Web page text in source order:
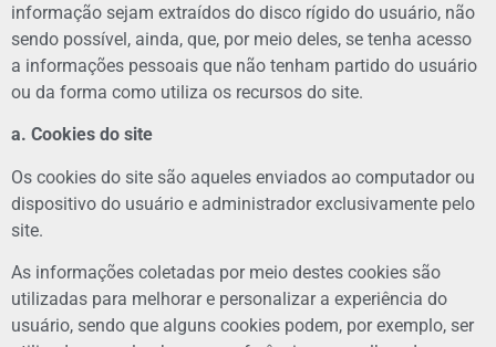
informação sejam extraídos do disco rígido do usuário, não
sendo possível, ainda, que, por meio deles, se tenha acesso
a informações pessoais que não tenham partido do usuário
ou da forma como utiliza os recursos do site.
a. Cookies do site
Os cookies do site são aqueles enviados ao computador ou
dispositivo do usuário e administrador exclusivamente pelo
site.
As informações coletadas por meio destes cookies são
utilizadas para melhorar e personalizar a experiência do
usuário, sendo que alguns cookies podem, por exemplo, ser